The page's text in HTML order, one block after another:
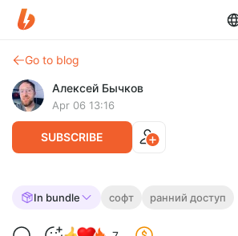
Go to blog
Алексей Бычков
Apr 06 13:16
SUBSCRIBE
Экономим 30 минут
In bundle софт ранний доступ